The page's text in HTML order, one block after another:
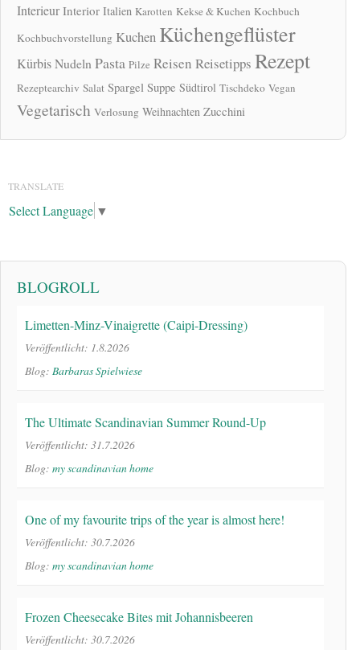
Interieur Interior Italien Karotten Kekse & Kuchen Kochbuch
Kochbuchvorstellung Kuchen Küchengeflüster
KürbisNudeln Pasta Pilze Reisen Reisetipps Rezept
Rezeptearchiv Salat Spargel Suppe Südtirol Tischdeko Vegan
Vegetarisch Verlosung Weihnachten Zucchini
TRANSLATE
Select Language ▼
BLOGROLL
Limetten-Minz-Vinaigrette (Caipi-Dressing)
Veröffentlicht: 1.8.2026
Blog: Barbaras Spielwiese
The Ultimate Scandinavian Summer Round-Up
Veröffentlicht: 31.7.2026
Blog: my scandinavian home
One of my favourite trips of the year is almost here!
Veröffentlicht: 30.7.2026
Blog: my scandinavian home
Frozen Cheesecake Bites mit Johannisbeeren
Veröffentlicht: 30.7.2026